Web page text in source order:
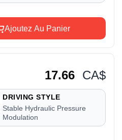
Ajoutez Au Panier
17.66 CA$
DRIVING STYLE
Stable Hydraulic Pressure
Modulation